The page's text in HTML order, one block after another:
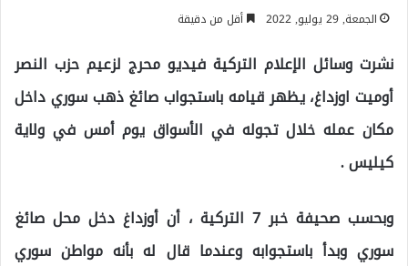
الجمعة, 29 يوليو, 2022 أقل من دقيقة
نشرت وسائل الإعلام التركية فيديو محرج لزعيم حزب النصر
أوميت اوزداغ، يظهر قيامه باستجواب صائغ ذهب سوري داخل
مكان عمله خلال تجوله في الأسواق يوم أمس في ولاية
كيليس .
وبحسب صحيفة خبر 7 التركية ، أن أوزداغ دخل محل صائغ
سوري وبدأ باستجوابه وعندما قال له بأنه مواطن سوري